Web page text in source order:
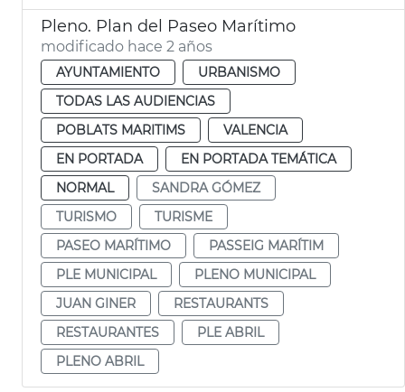
Pleno. Plan del Paseo Marítimo
modificado hace 2 años
AYUNTAMIENTO
URBANISMO
TODAS LAS AUDIENCIAS
POBLATS MARITIMS
VALENCIA
EN PORTADA
EN PORTADA TEMÁTICA
NORMAL
SANDRA GÓMEZ
TURISMO
TURISME
PASEO MARÍTIMO
PASSEIG MARÍTIM
PLE MUNICIPAL
PLENO MUNICIPAL
JUAN GINER
RESTAURANTS
RESTAURANTES
PLE ABRIL
PLENO ABRIL